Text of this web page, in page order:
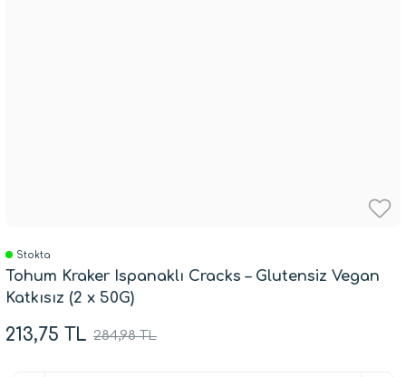
Stokta
Tohum Kraker Ispanaklı Cracks – Glutensiz Vegan
Katkısız (2 x 50G)
284,98 TL
213,75 TL